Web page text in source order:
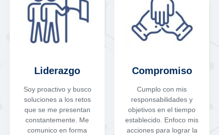
Liderazgo
Soy proactivo y busco
soluciones a los retos
que se me presentan
constantemente. Me
comunico en forma
Compromiso
Cumplo con mis
responsabilidades y
objetivos en el tiempo
establecido. Enfoco mis
acciones para lograr la